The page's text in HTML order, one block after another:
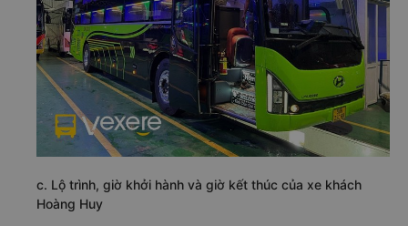
c. Lộ trình, giờ khởi hành và giờ kết thúc của xe khách
Hoàng Huy